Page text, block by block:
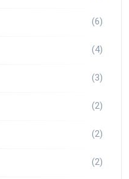
(6)
(4)
(3)
(2)
(2)
(2)